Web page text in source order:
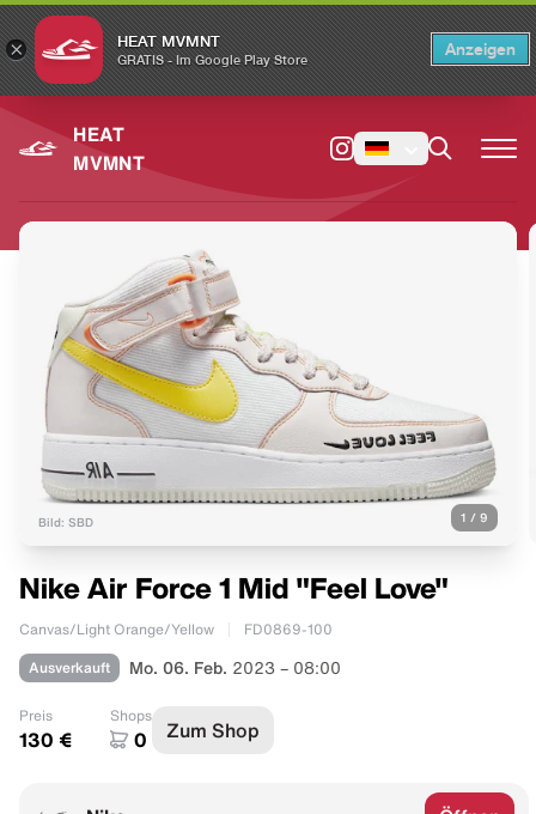
× HEAT MVMNT
GRATIS - Im Google Play Store
Anzeigen
HEAT
MVMNT
Bild: SBD 1 / 9
Nike Air Force 1 Mid "Feel Love"
Canvas/Light Orange/Yellow FD0869-100
Ausverkauft Mo. 06. Feb. 2023 – 08:00
Preis
130 €
Shops
0 Zum Shop
Switch to the English version? Switch ×